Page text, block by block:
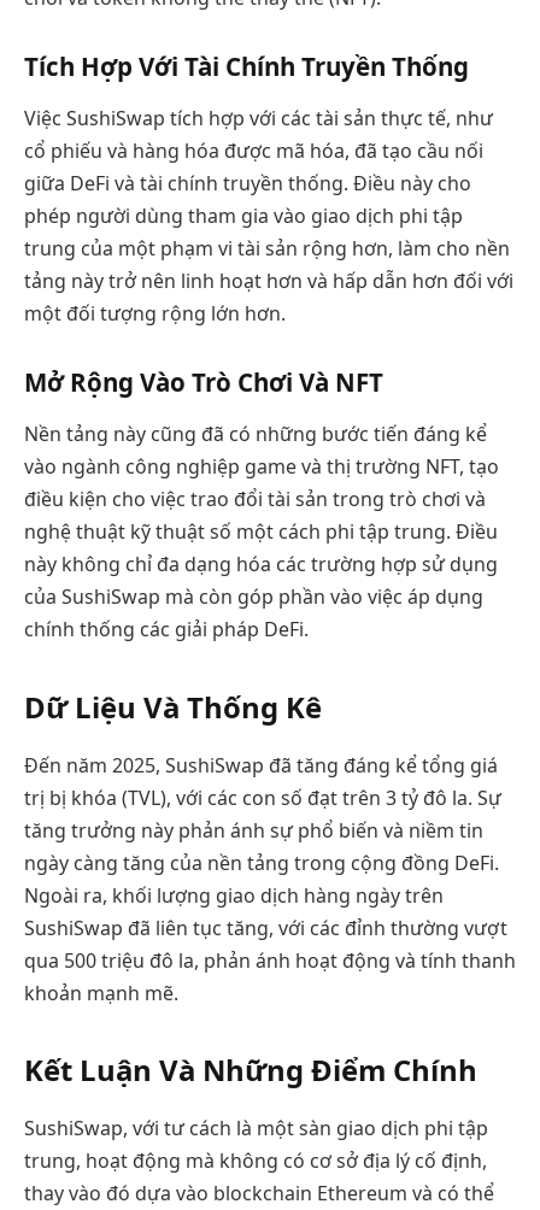
Tích Hợp Với Tài Chính Truyền Thống
Việc SushiSwap tích hợp với các tài sản thực tế, như
cổ phiếu và hàng hóa được mã hóa, đã tạo cầu nối
giữa DeFi và tài chính truyền thống. Điều này cho
phép người dùng tham gia vào giao dịch phi tập
trung của một phạm vi tài sản rộng hơn, làm cho nền
tảng này trở nên linh hoạt hơn và hấp dẫn hơn đối với
một đối tượng rộng lớn hơn.
Mở Rộng Vào Trò Chơi Và NFT
Nền tảng này cũng đã có những bước tiến đáng kể
vào ngành công nghiệp game và thị trường NFT, tạo
điều kiện cho việc trao đổi tài sản trong trò chơi và
nghệ thuật kỹ thuật số một cách phi tập trung. Điều
này không chỉ đa dạng hóa các trường hợp sử dụng
của SushiSwap mà còn góp phần vào việc áp dụng
chính thống các giải pháp DeFi.
Dữ Liệu Và Thống Kê
Đến năm 2025, SushiSwap đã tăng đáng kể tổng giá
trị bị khóa (TVL), với các con số đạt trên 3 tỷ đô la. Sự
tăng trưởng này phản ánh sự phổ biến và niềm tin
ngày càng tăng của nền tảng trong cộng đồng DeFi.
Ngoài ra, khối lượng giao dịch hàng ngày trên
SushiSwap đã liên tục tăng, với các đỉnh thường vượt
qua 500 triệu đô la, phản ánh hoạt động và tính thanh
khoản mạnh mẽ.
Kết Luận Và Những Điểm Chính
SushiSwap, với tư cách là một sàn giao dịch phi tập
trung, hoạt động mà không có cơ sở địa lý cố định,
thay vào đó dựa vào blockchain Ethereum và có thể